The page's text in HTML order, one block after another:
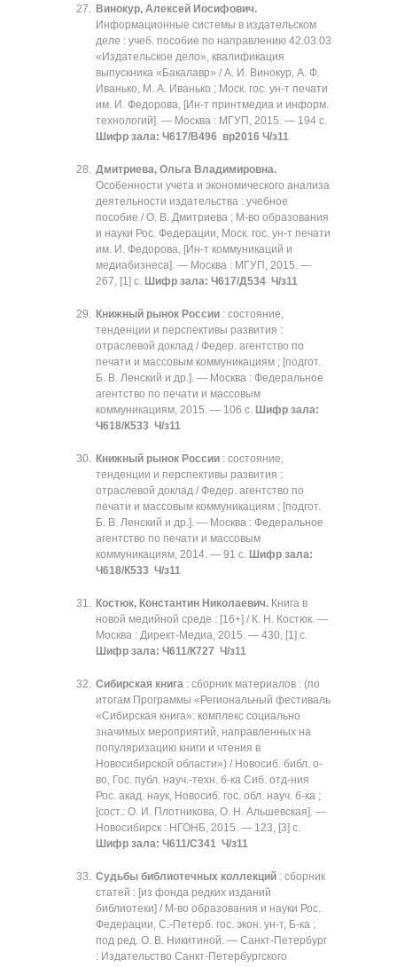
Винокур, Алексей Иосифович.
Информационные системы в издательском
деле : учеб. пособие по направлению 42.03.03
«Издательское дело», квалификация
выпускника «Бакалавр» / А. И. Винокур, А. Ф.
Иванько, М. А. Иванько ; Моск. гос. ун-т печати
им. И. Федорова, [Ин-т принтмедиа и информ.
технологий]. — Москва : МГУП, 2015. — 194 с.
Шифр зала: Ч617/В496 вр2016 Ч/з11
Дмитриева, Ольга Владимировна.
Особенности учета и экономического анализа
деятельности издательства : учебное
пособие / О. В. Дмитриева ; М-во образования
и науки Рос. Федерации, Моск. гос. ун-т печати
им. И. Федорова, [Ин-т коммуникаций и
медиабизнеса]. — Москва : МГУП, 2015. —
267, [1] с. Шифр зала: Ч617/Д534 Ч/з11
Книжный рынок России : состояние,
тенденции и перспективы развития :
отраслевой доклад / Федер. агентство по
печати и массовым коммуникациям ; [подгот.
Б. В. Ленский и др.]. — Москва : Федеральное
агентство по печати и массовым
коммуникациям, 2015. — 106 с. Шифр зала:
Ч618/К533 Ч/з11
Книжный рынок России : состояние,
тенденции и перспективы развития :
отраслевой доклад / Федер. агентство по
печати и массовым коммуникациям ; [подгот.
Б. В. Ленский и др.]. — Москва : Федеральное
агентство по печати и массовым
коммуникациям, 2014. — 91 с. Шифр зала:
Ч618/К533 Ч/з11
Костюк, Константин Николаевич. Книга в
новой медийной среде : [16+] / К. Н. Костюк. —
Москва : Директ-Медиа, 2015. — 430, [1] с.
Шифр зала: Ч611/К727 Ч/з11
Сибирская книга : сборник материалов : (по
итогам Программы «Региональный фестиваль
«Сибирская книга»: комплекс социально
значимых мероприятий, направленных на
популяризацию книги и чтения в
Новосибирской области») / Новосиб. библ. о-
во, Гос. публ. науч.-техн. б-ка Сиб. отд-ния
Рос. акад. наук, Новосиб. гос. обл. науч. б-ка ;
[сост.: О. И. Плотникова, О. Н. Альшевская]. —
Новосибирск : НГОНБ, 2015. — 123, [3] с.
Шифр зала: Ч611/С341 Ч/з11
Судьбы библиотечных коллекций : сборник
статей : [из фонда редких изданий
библиотеки] / М-во образования и науки Рос.
Федерации, С.-Петерб. гос. экон. ун-т, Б-ка ;
под ред. О. В. Никитиной. — Санкт-Петербург
: Издательство Санкт-Петербургского